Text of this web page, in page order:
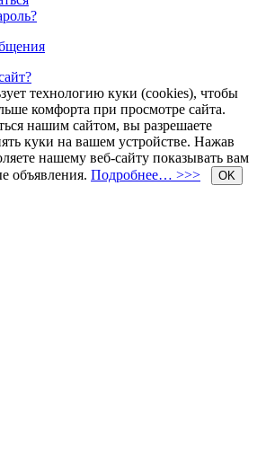
технологию куки (cookies), чтобы
комфорта при просмотре сайта.
нашим сайтом, вы разрешаете
куки на вашем устройстве. Нажав
нашему веб-сайту показывать вам
объявления. Подробнее… >>> OK